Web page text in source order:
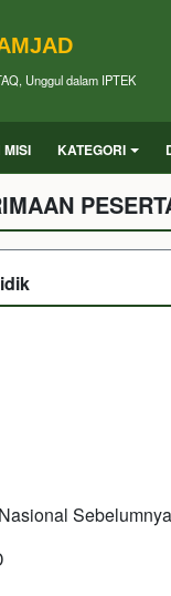
Unggul dalam IPTEK
MISI KATEGORI
Sebelumnya